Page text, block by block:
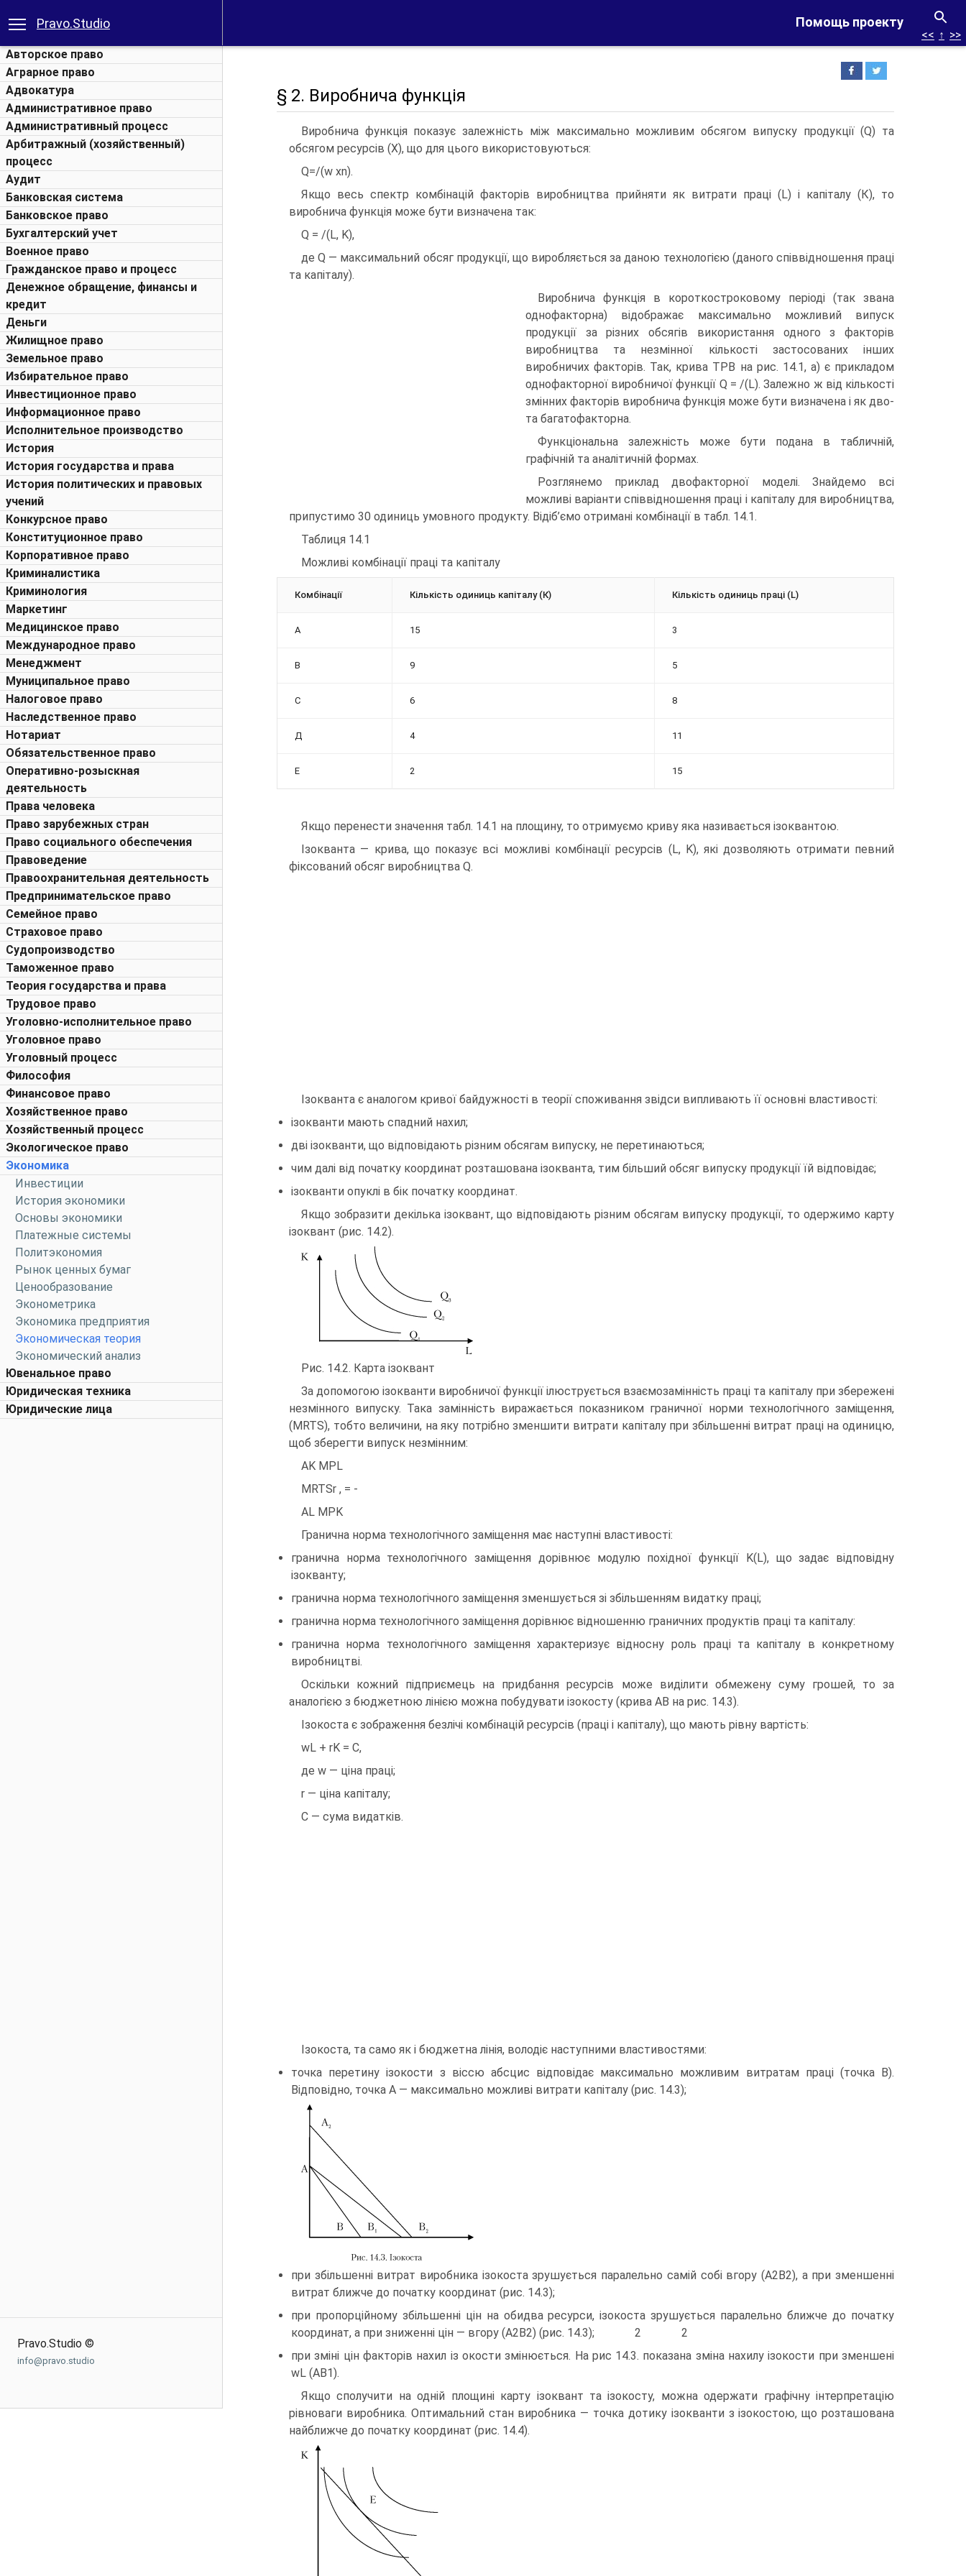
Помощь проекту
Pravo.Studio
Авторское право
Аграрное право
Адвокатура
Административное право
Административный процесс
Арбитражный (хозяйственный)
процесс
Аудит
Банковская система
Банковское право
Бухгалтерский учет
Военное право
Гражданское право и процесс
Денежное обращение, финансы и
кредит
Деньги
Жилищное право
Земельное право
Избирательное право
Инвестиционное право
Информационное право
Исполнительное производство
История
История государства и права
История политических и правовых
учений
Конкурсное право
Конституционное право
Корпоративное право
Криминалистика
Криминология
Маркетинг
Медицинское право
Международное право
Менеджмент
Муниципальное право
Налоговое право
Наследственное право
Нотариат
Обязательственное право
Оперативно-розыскная
деятельность
Права человека
Право зарубежных стран
Право социального обеспечения
Правоведение
Правоохранительная деятельность
Предпринимательское право
Семейное право
Страховое право
Судопроизводство
Таможенное право
Теория государства и права
Трудовое право
Уголовно-исполнительное право
Уголовное право
Уголовный процесс
Философия
Финансовое право
Хозяйственное право
Хозяйственный процесс
Экологическое право
Экономика
Инвестиции
История экономики
Основы экономики
Платежные системы
Политэкономия
Рынок ценных бумаг
Ценообразование
Эконометрика
Экономика предприятия
Экономическая теория
Экономический анализ
Ювенальное право
Юридическая техника
Юридические лица
Pravo.Studio ©
info@pravo.studio
<< ↑ >>
§ 2. Виробнича функція
Виробнича функція показує залежність між максимально можливим обсягом випуску продукції (Q) та
обсягом ресурсів (X), що для цього використовуються:
Q=/(w xn).
Якщо весь спектр комбінацій факторів виробництва прийняти як витрати праці (L) і капіталу (К), то
виробнича функція може бути визначена так:
Q = /(L, K),
де Q — максимальний обсяг продукції, що виробляється за даною технологією (даного співвідношення праці
та капіталу).
Виробнича функція в короткостроковому періоді (так звана
однофакторна) відображає максимально можливий випуск
продукції за різних обсягів використання одного з факторів
виробництва та незмінної кількості застосованих інших
виробничих факторів. Так, крива ТРВ на рис. 14.1, а) є прикладом
однофакторної виробничої функції Q = /(L). Залежно ж від кількості
змінних факторів виробнича функція може бути визначена і як дво-
та багатофакторна.
Функціональна залежність може бути подана в табличній,
графічній та аналітичній формах.
Розглянемо приклад двофакторної моделі. Знайдемо всі
можливі варіанти співвідношення праці і капіталу для виробництва,
припустимо 30 одиниць умовного продукту. Відіб’ємо отримані комбінації в табл. 14.1.
Таблиця 14.1
Можливі комбінації праці та капіталу
Комбінації Кількість одиниць капіталу (К) Кількість одиниць праці (L)
А 15 3
В 9 5
С 6 8
Д 4 11
Е 2 15
Якщо перенести значення табл. 14.1 на площину, то отримуємо криву яка називається ізоквантою.
Ізокванта — крива, що показує всі можливі комбінації ресурсів (L, K), які дозволяють отримати певний
фіксований обсяг виробництва Q.
Ізокванта є аналогом кривої байдужності в теорії споживання звідси випливають її основні властивості:
ізокванти мають спадний нахил;
дві ізокванти, що відповідають різним обсягам випуску, не перетинаються;
чим далі від початку координат розташована ізокванта, тим більший обсяг випуску продукції їй відповідає;
ізокванти опуклі в бік початку координат.
Якщо зобразити декілька ізоквант, що відповідають різним обсягам випуску продукції, то одержимо карту
ізоквант (рис. 14.2).
Рис. 14.2. Карта ізоквант
За допомогою ізокванти виробничої функції ілюструється взаємозамінність праці та капіталу при збережені
незмінного випуску. Така замінність виражається показником граничної норми технологічного заміщення,
(MRTS), тобто величини, на яку потрібно зменшити витрати капіталу при збільшенні витрат праці на одиницю,
щоб зберегти випуск незмінним:
AK MPL
MRTSr , = -
AL MPK
Гранична норма технологічного заміщення має наступні властивості:
гранична норма технологічного заміщення дорівнює модулю похідної функції K(L), що задає відповідну
ізокванту;
гранична норма технологічного заміщення зменшується зі збільшенням видатку праці;
гранична норма технологічного заміщення дорівнює відношенню граничних продуктів праці та капіталу:
гранична норма технологічного заміщення характеризує відносну роль праці та капіталу в конкретному
виробництві.
Оскільки кожний підприємець на придбання ресурсів може виділити обмежену суму грошей, то за
аналогією з бюджетною лінією можна побудувати ізокосту (крива АВ на рис. 14.3).
Ізокоста є зображення безлічі комбінацій ресурсів (праці і капіталу), що мають рівну вартість:
wL + rK = C,
де w — ціна праці;
r — ціна капіталу;
C — сума видатків.
Ізокоста, та само як і бюджетна лінія, володіє наступними властивостями:
точка перетину ізокости з віссю абсцис відповідає максимально можливим витратам праці (точка В).
Відповідно, точка А — максимально можливі витрати капіталу (рис. 14.3);
при збільшенні витрат виробника ізокоста зрушується паралельно самій собі вгору (А2В2), а при зменшенні
витрат ближче до початку координат (рис. 14.3);
при пропорційному збільшенні цін на обидва ресурси, ізокоста зрушується паралельно ближче до початку
координат, а при зниженні цін — вгору (А2В2) (рис. 14.3); 2 2
при зміні цін факторів нахил із окости змінюється. На рис 14.3. показана зміна нахилу ізокости при зменшені
wL (АВ1).
Якщо сполучити на одній площині карту ізоквант та ізокосту, можна одержати графічну інтерпретацію
рівноваги виробника. Оптимальний стан виробника — точка дотику ізокванти з ізокостою, що розташована
найближче до початку координат (рис. 14.4).